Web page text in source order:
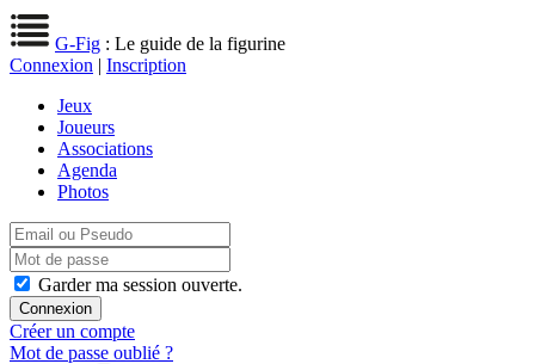
G-Fig : Le guide de la figurine
Connexion | Inscription
Jeux
Joueurs
Associations
Agenda
Photos
Garder ma session ouverte.
Créer un compte
Mot de passe oublié ?